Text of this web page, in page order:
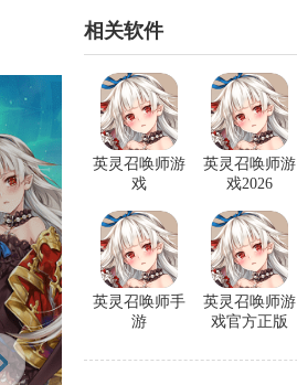
相关软件
英灵召唤师游
戏2026
英灵召唤师游
戏
英灵召唤师游
戏官方正版
英灵召唤师手
游